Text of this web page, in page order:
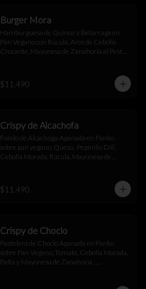
Burger Mora
Hamburguesa de Quinoa y Betarraga en
Pan Vegano con Rúcula, Aros de Cebolla
Crocante, Mayonesa de Zanahoria al Pesto,
$11.490
Crispy de Alcachofa
Fondo de Alcachoga Apanada en Panko
sobre pan vegano, Queso , Pepinillo Dill,
Cebolla Morada, Rúcula, Mayonesa de
$11.490
Crispy de Choclo
Pastelera de Choclo Apanada en Panko
sobre Pan Vegano, Tomate, Cebolla Morada,
Palta y Mayonesa de Zanahoria ,